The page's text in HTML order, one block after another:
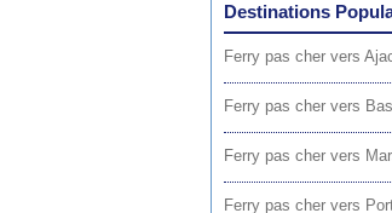
Destinations
Ferry pas cher vers
Ferry pas cher vers
Ferry pas cher vers
Ferry pas cher vers